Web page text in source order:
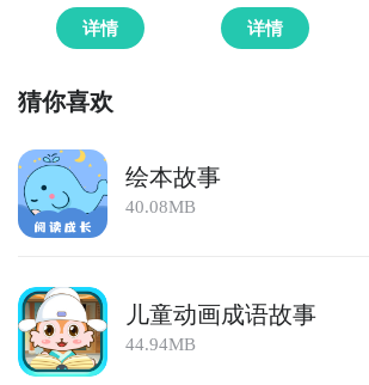
详情 详情
猜你喜欢
绘本故事
40.08MB
儿童动画成语故事
44.94MB